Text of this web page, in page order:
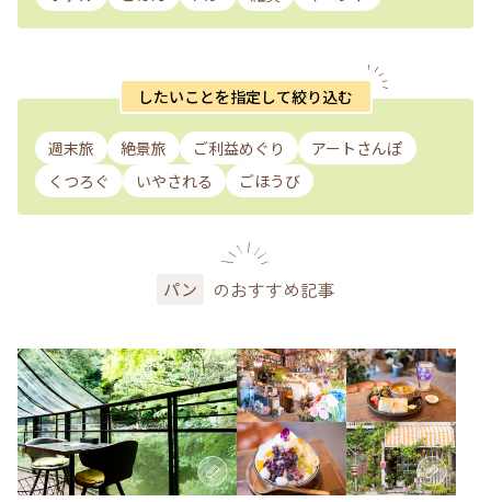
したいことを指定して絞り込む
週末旅 絶景旅 ご利益めぐり
アートさんぽ
くつろぐ
いやされる ごほうび
パン のおすすめ記事